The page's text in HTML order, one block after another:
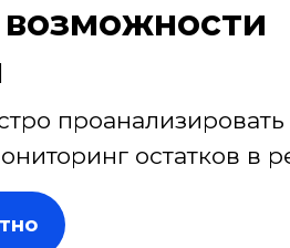
остатков в